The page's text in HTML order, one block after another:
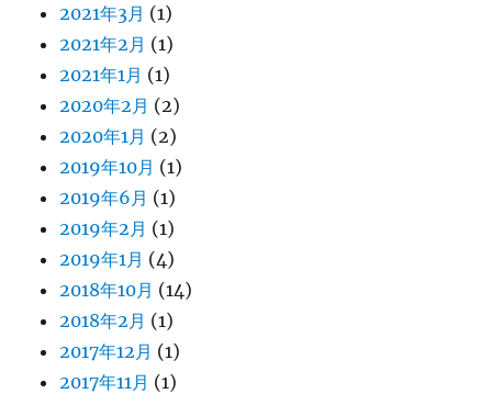
2021年3月 (1)
2021年2月 (1)
2021年1月 (1)
2020年2月 (2)
2020年1月 (2)
2019年10月 (1)
2019年6月 (1)
2019年2月 (1)
2019年1月 (4)
2018年10月 (14)
2018年2月 (1)
2017年12月 (1)
2017年11月 (1)